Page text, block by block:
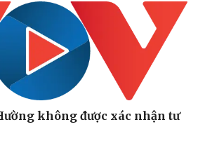
không được xác nhận tư